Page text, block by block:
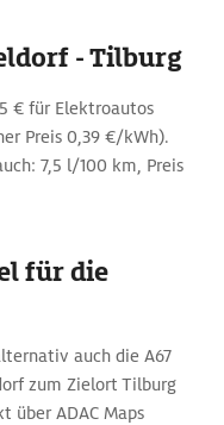
- Tilburg
€ für Elektroautos
Preis 0,39 €/kWh).
7,5 l/100 km, Preis
für die
auch die A67
zum Zielort Tilburg
über ADAC Maps